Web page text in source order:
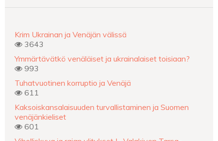
Krim Ukrainan ja Venäjän välissä
3643
Ymmärtävätkö venäläiset ja ukrainalaiset toisiaan?
993
Tuhatvuotinen korruptio ja Venäjä
611
Kaksoiskansalaisuuden turvallistaminen ja Suomen
venäjänkieliset
601